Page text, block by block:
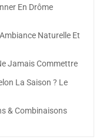
En Drôme
Naturelle Et
Jamais Commettre
La Saison ? Le
& Combinaisons